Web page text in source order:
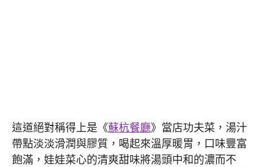
這道絕對稱得上是《蘇杭餐廳》當店功夫菜，湯汁
帶點淡淡滑潤與膠質，喝起來溫厚暖胃，口味豐富
飽滿，娃娃菜心的清爽甜味將湯頭中和的濃而不